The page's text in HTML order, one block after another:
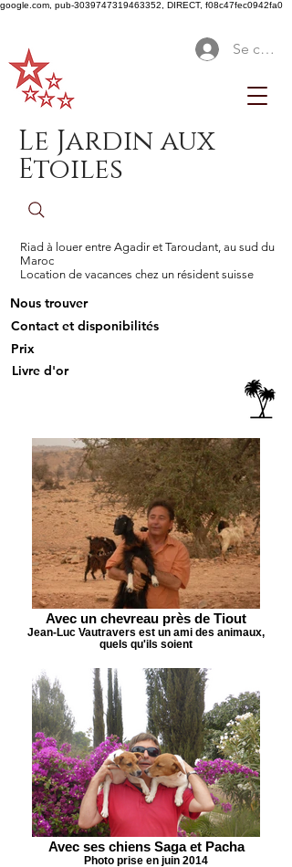
google.com, pub-3039747319463352, DIRECT, f08c47fec0942fa0
Se
Le Jardin aux
Etoiles
Riad à louer entre Agadir et Taroudant, au sud du
Maroc
Location de vacances chez un résident suisse
Nous trouver
Contact et disponibilités
Prix
Livre d'or
Avec un chevreau près de Tiout
Jean-Luc Vautravers est un ami des animaux,
quels qu'ils soient
Avec ses chiens Saga et Pacha
Photo prise en juin 2014